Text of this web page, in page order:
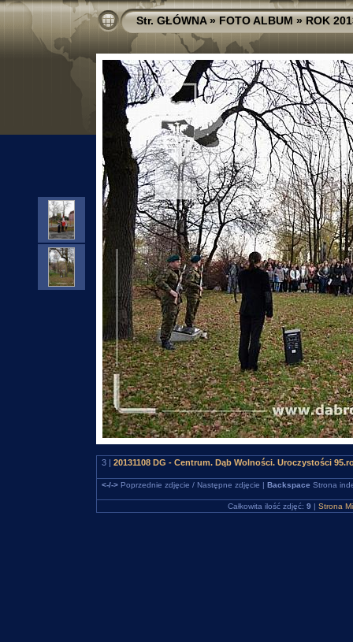
Str. GŁÓWNA»FOTO ALBUM»ROK
3 | 20131108 DG - Centrum. Dąb Wolności. Uroczystości
<-/->Poprzednie zdjęcie / Następne zdjęcie | Backspace Strona
Całkowita ilość zdjęć: 9 | Strona